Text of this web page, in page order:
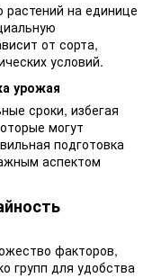
растений на единице
от сорта,
условий.
урожая
сроки, избегая
могут
подготовка
аспектом
факторов,
групп для удобства